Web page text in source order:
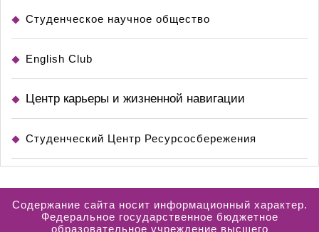
Студенческое научное общество
English Club
Центр карьеры и жизненной навигации
Студенческий Центр Ресурсосбережения
Содержание сайта носит информационный характер.
Федеральное государственное бюджетное
образовательное учреждение высшего